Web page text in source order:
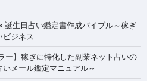
誕生日占い鑑定書作成バイブル～稼ぎ
ビジネス
ー】稼ぎに特化した副業ネット占いの
メール鑑定マニュアル～